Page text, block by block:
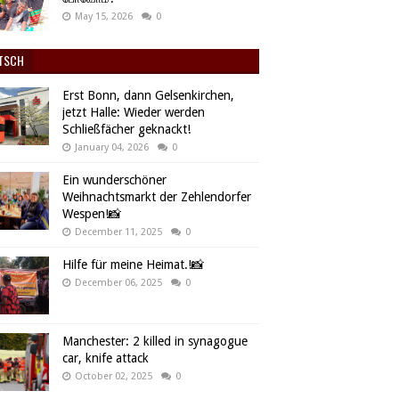
May 15, 2026 0
Erst Bonn, dann Gelsenkirchen,
jetzt Halle: Wieder werden
Schließfächer geknackt!
January 04, 2026 0
Ein wunderschöner
Weihnachtsmarkt der Zehlendorfer
Wespen!📸
December 11, 2025 0
Hilfe für meine Heimat.!📸
December 06, 2025 0
Manchester: 2 killed in synagogue
car, knife attack
October 02, 2025 0